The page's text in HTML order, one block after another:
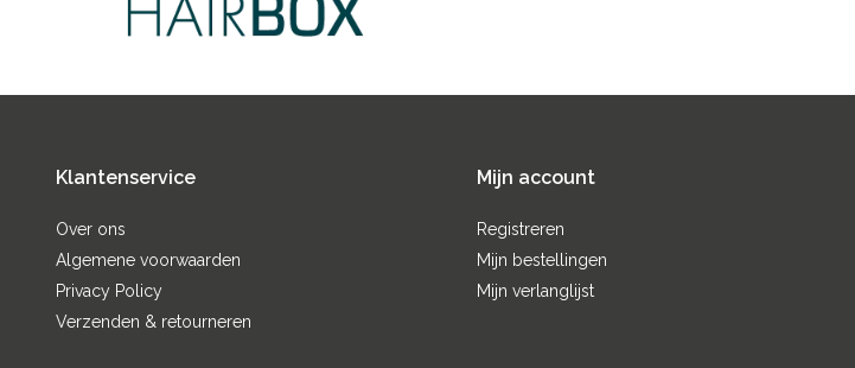
Klantenservice
Over ons
Algemene voorwaarden
Privacy Policy
Verzenden & retourneren
Mijn account
Registreren
Mijn bestellingen
Mijn verlanglijst